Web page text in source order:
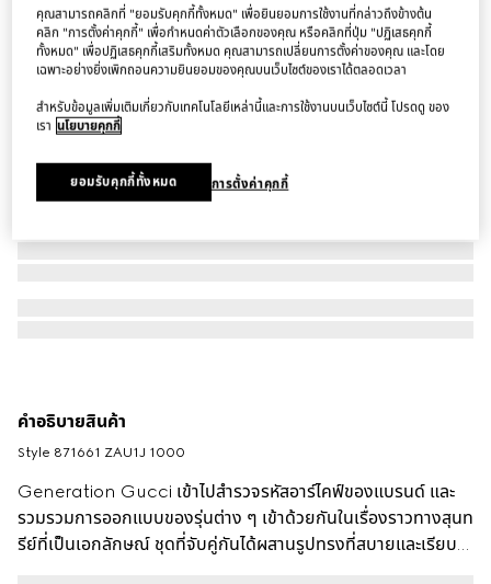
คำอธิบายสินค้า
Style ‎871661 ZAU1J 1000
Generation Gucci เข้าไปสำรวจรหัสอาร์ไคฟ์ของแบรนด์ และ
รวมรวมการออกแบบของรุ่นต่าง ๆ เข้าด้วยกันในเรื่องราวทางสุนท
รีย์ที่เป็นเอกลักษณ์ ชุดที่จับคู่กันได้ผสานรูปทรงที่สบายและเรียบ
คุณสามารถคลิกที่ "ยอมรับคุกกี้ทั้งหมด" เพื่อยินยอมการใช้งานที่กล่าวถึงข้างต้น
คลิก "การตั้งค่าคุกกี้" เพื่อกำหนดค่าตัวเลือกของคุณ หรือคลิกที่ปุ่ม "ปฏิเสธคุกกี้
ทั้งหมด" เพื่อปฏิเสธคุกกี้เสริมทั้งหมด คุณสามารถเปลี่ยนการตั้งค่าของคุณ และโดย
เฉพาะอย่างยิ่งเพิกถอนความยินยอมของคุณบนเว็บไซต์ของเราได้ตลอดเวลา
สำหรับข้อมูลเพิ่มเติมเกี่ยวกับเทคโนโลยีเหล่านี้และการใช้งานบนเว็บไซต์นี้ โปรดดู ของ
เรา นโยบายคุกกี้
การตั้งค่าคุกกี้
ยอมรับคุกกี้ทั้งหมด